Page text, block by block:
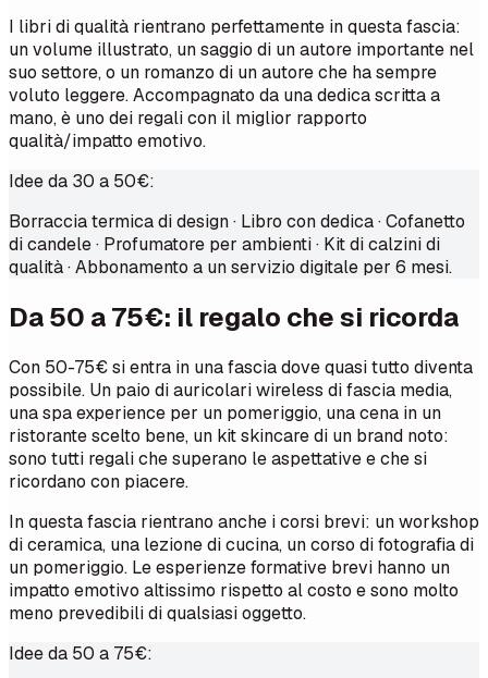
I libri di qualità rientrano perfettamente in questa fascia:
un volume illustrato, un saggio di un autore importante nel
suo settore, o un romanzo di un autore che ha sempre
voluto leggere. Accompagnato da una dedica scritta a
mano, è uno dei regali con il miglior rapporto
qualità/impatto emotivo.
Idee da 30 a 50€:
Borraccia termica di design · Libro con dedica · Cofanetto
di candele · Profumatore per ambienti · Kit di calzini di
qualità · Abbonamento a un servizio digitale per 6 mesi.
Da 50 a 75€: il regalo che si ricorda
Con 50-75€ si entra in una fascia dove quasi tutto diventa
possibile. Un paio di auricolari wireless di fascia media,
una spa experience per un pomeriggio, una cena in un
ristorante scelto bene, un kit skincare di un brand noto:
sono tutti regali che superano le aspettative e che si
ricordano con piacere.
In questa fascia rientrano anche i corsi brevi: un workshop
di ceramica, una lezione di cucina, un corso di fotografia di
un pomeriggio. Le esperienze formative brevi hanno un
impatto emotivo altissimo rispetto al costo e sono molto
meno prevedibili di qualsiasi oggetto.
Idee da 50 a 75€: